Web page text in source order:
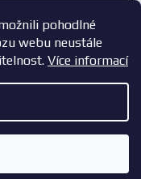
pohodlné
webu neustále
Více informací
748
práva vyhrazena.|
osobních údajů